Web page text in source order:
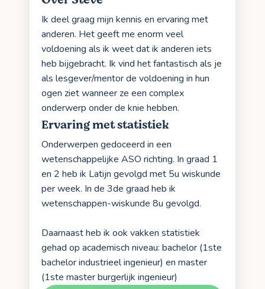
Ik deel graag mijn kennis en ervaring met
anderen. Het geeft me enorm veel
voldoening als ik weet dat ik anderen iets
heb bijgebracht. Ik vind het fantastisch als je
als lesgever/mentor de voldoening in hun
ogen ziet wanneer ze een complex
onderwerp onder de knie hebben.
Ervaring met statistiek
Onderwerpen gedoceerd in een
wetenschappelijke ASO richting. In graad 1
en 2 heb ik Latijn gevolgd met 5u wiskunde
per week. In de 3de graad heb ik
wetenschappen-wiskunde 8u gevolgd.
Daarnaast heb ik ook vakken statistiek
gehad op academisch niveau: bachelor (1ste
bachelor industrieel ingenieur) en master
(1ste master burgerlijk ingenieur)